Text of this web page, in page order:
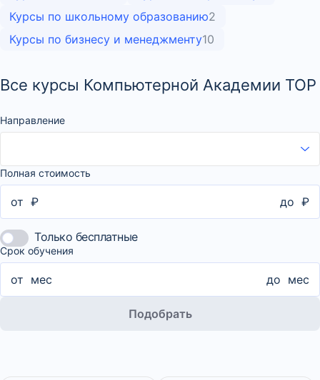
Курсы по школьному образованию2
Курсы по бизнесу и менеджменту10
Все курсы Компьютерной Академии TOP
Направление
Полная стоимость
от ₽ до ₽
Только бесплатные
Срок обучения
от мес до мес
Подобрать